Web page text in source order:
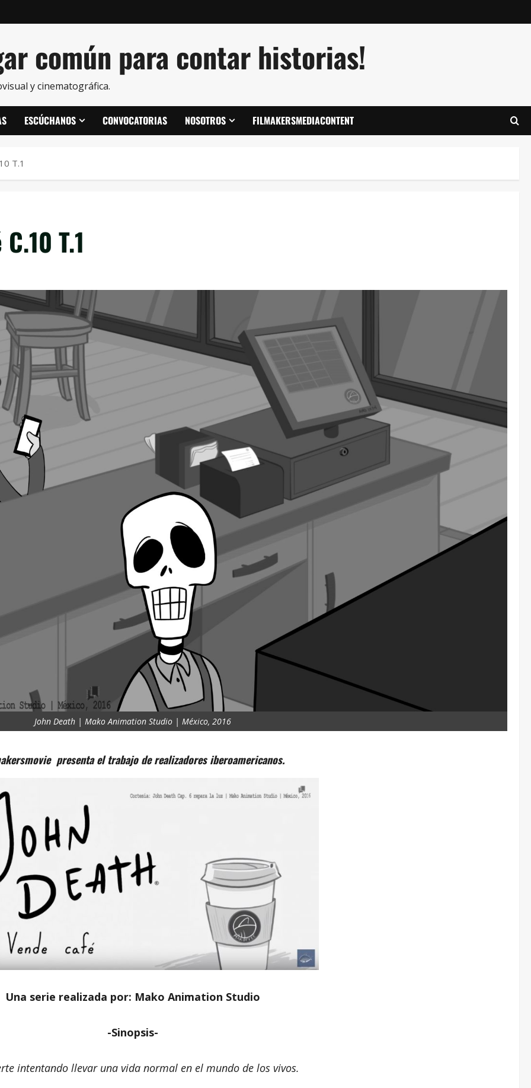
común para contar historias!
y cinematográfica.
ESCÚCHANOS CONVOCATORIAS NOSOTROS FILMAKERSMEDIACONTENT
T.1
T.1
John Death | Mako Animation Studio | México, 2016
presenta el trabajo de realizadores iberoamericanos.
Una serie realizada por: Mako Animation Studio
-Sinopsis-
intentando llevar una vida normal en el mundo de los vivos.